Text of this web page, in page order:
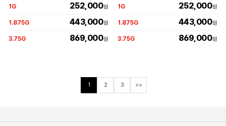
1G 252,000원
1.875G 443,000원
3.75G 869,000원
1G 252,000원
1.875G 443,000원
3.75G 869,000원
1 2 3 >>